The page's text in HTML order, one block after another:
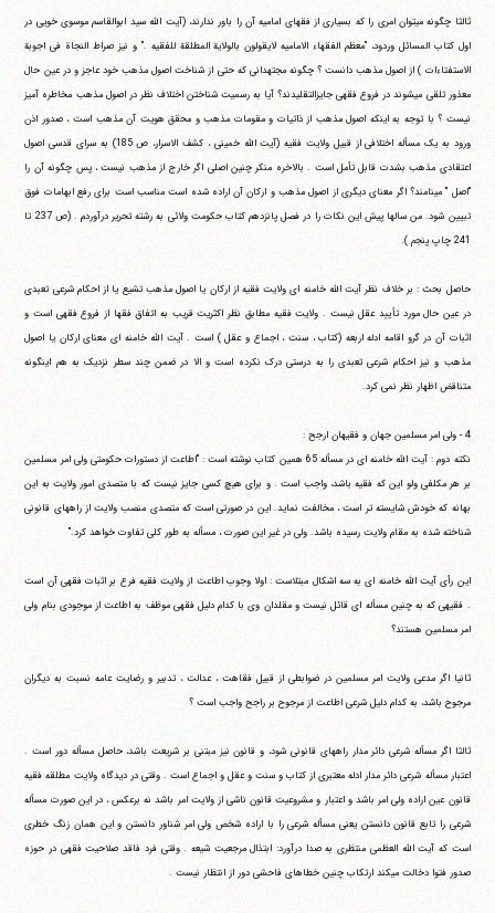
ثالثا چگونه می‎توان امری را که بسیاری از فقهای امامیه آن را باور ندارند، (آیت الله سید ابوالقاسم موسوی خویی در
اول کتاب المسائل وردود، "معظم الفقهاء الامامیه لایقولون بالولایة المطلقة للفقیه ." و نیز صراط النجاة فی اجوبة
الاستفتاءات ) از اصول مذهب دانست ؟ چگونه مجتهدانی که حتی از شناخت اصول مذهب خود عاجز و در عین حال
معذور تلقی می‎شوند در فروع فقهی جایزالتقلیدند؟ آیا به رسمیت شناختن اختلاف نظر در اصول مذهب مخاطره آمیز
نیست ؟ با توجه به اینکه اصول مذهب از ذاتیات و مقومات مذهب و محقق هویت آن مذهب است ، صدور اذن
ورود به یک مسأله اختلافی از قبیل ولایت فقیه (آیت الله خمینی ، کشف الاسرار، ص 185) به سرای قدسی اصول
اعتقادی مذهب بشدت قابل تأمل است . بالاخره منکر چنین اصلی اگر خارج از مذهب نیست ، پس چگونه آن را
"اصل " می‎نامند؟ اگر معنای دیگری از اصول مذهب و ارکان آن اراده شده است مناسب است برای رفع ابهامات فوق
تبیین شود. من سالها پیش این نکات را در فصل پانزدهم کتاب حکومت ولائی به رشته تحریر درآوردم . (ص 237 تا
241 چاپ پنجم ).
حاصل بحث : بر خلاف نظر آیت الله خامنه ای ولایت فقیه از ارکان یا اصول مذهب تشیع یا از احکام شرعی تعبدی
در عین حال مورد تأیید عقل نیست . ولایت فقیه مطابق نظر اکثریت قریب به اتفاق فقها از فروع فقهی است و
اثبات آن در گرو اقامه ادله اربعه (کتاب ، سنت ، اجماع و عقل ) است . آیت الله خامنه ای معنای ارکان یا اصول
مذهب و نیز احکام شرعی تعبدی را به درستی درک نکرده است و الا در ضمن چند سطر نزدیک به هم اینگونه
متناقض اظهار نظر نمی کرد.
4 - ولی امر مسلمین جهان و فقیهان ارجح :
نکته دوم : آیت الله خامنه ای در مسأله 65 همین کتاب نوشته است : "اطاعت از دستورات حکومتی ولی امر مسلمین
بر هر مکلفی ولو این که فقیه باشد، واجب است . و برای هیچ کسی جایز نیست که با متصدی امور ولایت به این
بهانه که خودش شایسته تر است ، مخالفت نماید. این در صورتی است که متصدی منصب ولایت از راههای قانونی
شناخته شده به مقام ولایت رسیده باشد. ولی در غیر این صورت ، مسأله به طور کلی تفاوت خواهد کرد."
این رأی آیت الله خامنه ای به سه اشکال مبتلاست : اولا وجوب اطاعت از ولایت فقیه فرع بر اثبات فقهی آن است
. فقیهی که به چنین مسأله ای قائل نیست و مقلدان وی با کدام دلیل فقهی موظف به اطاعت از موجودی بنام ولی
امر مسلمین هستند؟
ثانیا اگر مدعی ولایت امر مسلمین در ضوابطی از قبیل فقاهت ، عدالت ، تدبیر و رضایت عامه نسبت به دیگران
مرجوح باشد، به کدام دلیل شرعی اطاعت از مرجوح بر راجح واجب است ؟
ثالثا اگر مسأله شرعی دائر مدار راههای قانونی شود، و قانون نیز مبتنی بر شریعت باشد، حاصل مسأله دور است .
اعتبار مسأله شرعی دائر مدار ادله معتبری از کتاب و سنت و عقل و اجماع است . وقتی در دیدگاه ولایت مطلقه فقیه
قانون عین اراده ولی امر باشد و اعتبار و مشروعیت قانون ناشی از ولایت امر باشد نه برعکس ، در این صورت مسأله
شرعی را تابع قانون دانستن یعنی مسأله شرعی را با اراده شخص ولی امر شناور دانستن و این همان زنگ خطری
است که آیت الله العظمی منتظری به صدا درآورد: ابتذال مرجعیت شیعه . وقتی فرد فاقد صلاحیت فقهی در حوزه
صدور فتوا دخالت می‎کند ارتکاب چنین خطاهای فاحشی دور از انتظار نیست .